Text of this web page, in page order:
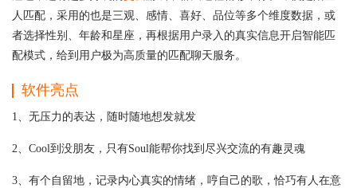
人匹配，采用的也是三观、感情、喜好、品位等多个维度数据，或
者选择性别、年龄和星座，再根据用户录入的真实信息开启智能匹
配模式，给到用户极为高质量的匹配聊天服务。
软件亮点
1、无压力的表达，随时随地想发就发
2、Cool到没朋友，只有Soul能帮你找到尽兴交流的有趣灵魂
3、有个自留地，记录内心真实的情绪，哼自己的歌，恰巧有人在意